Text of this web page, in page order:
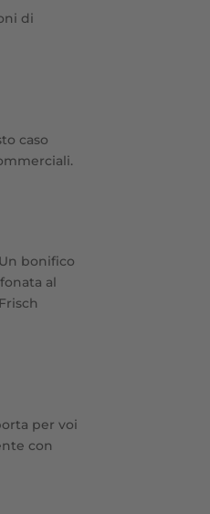
di
caso
bonifico
al
per voi
con